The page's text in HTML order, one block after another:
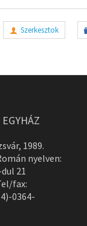
Szerkesztok
1989.
nyelven:
21
fax:
0364-